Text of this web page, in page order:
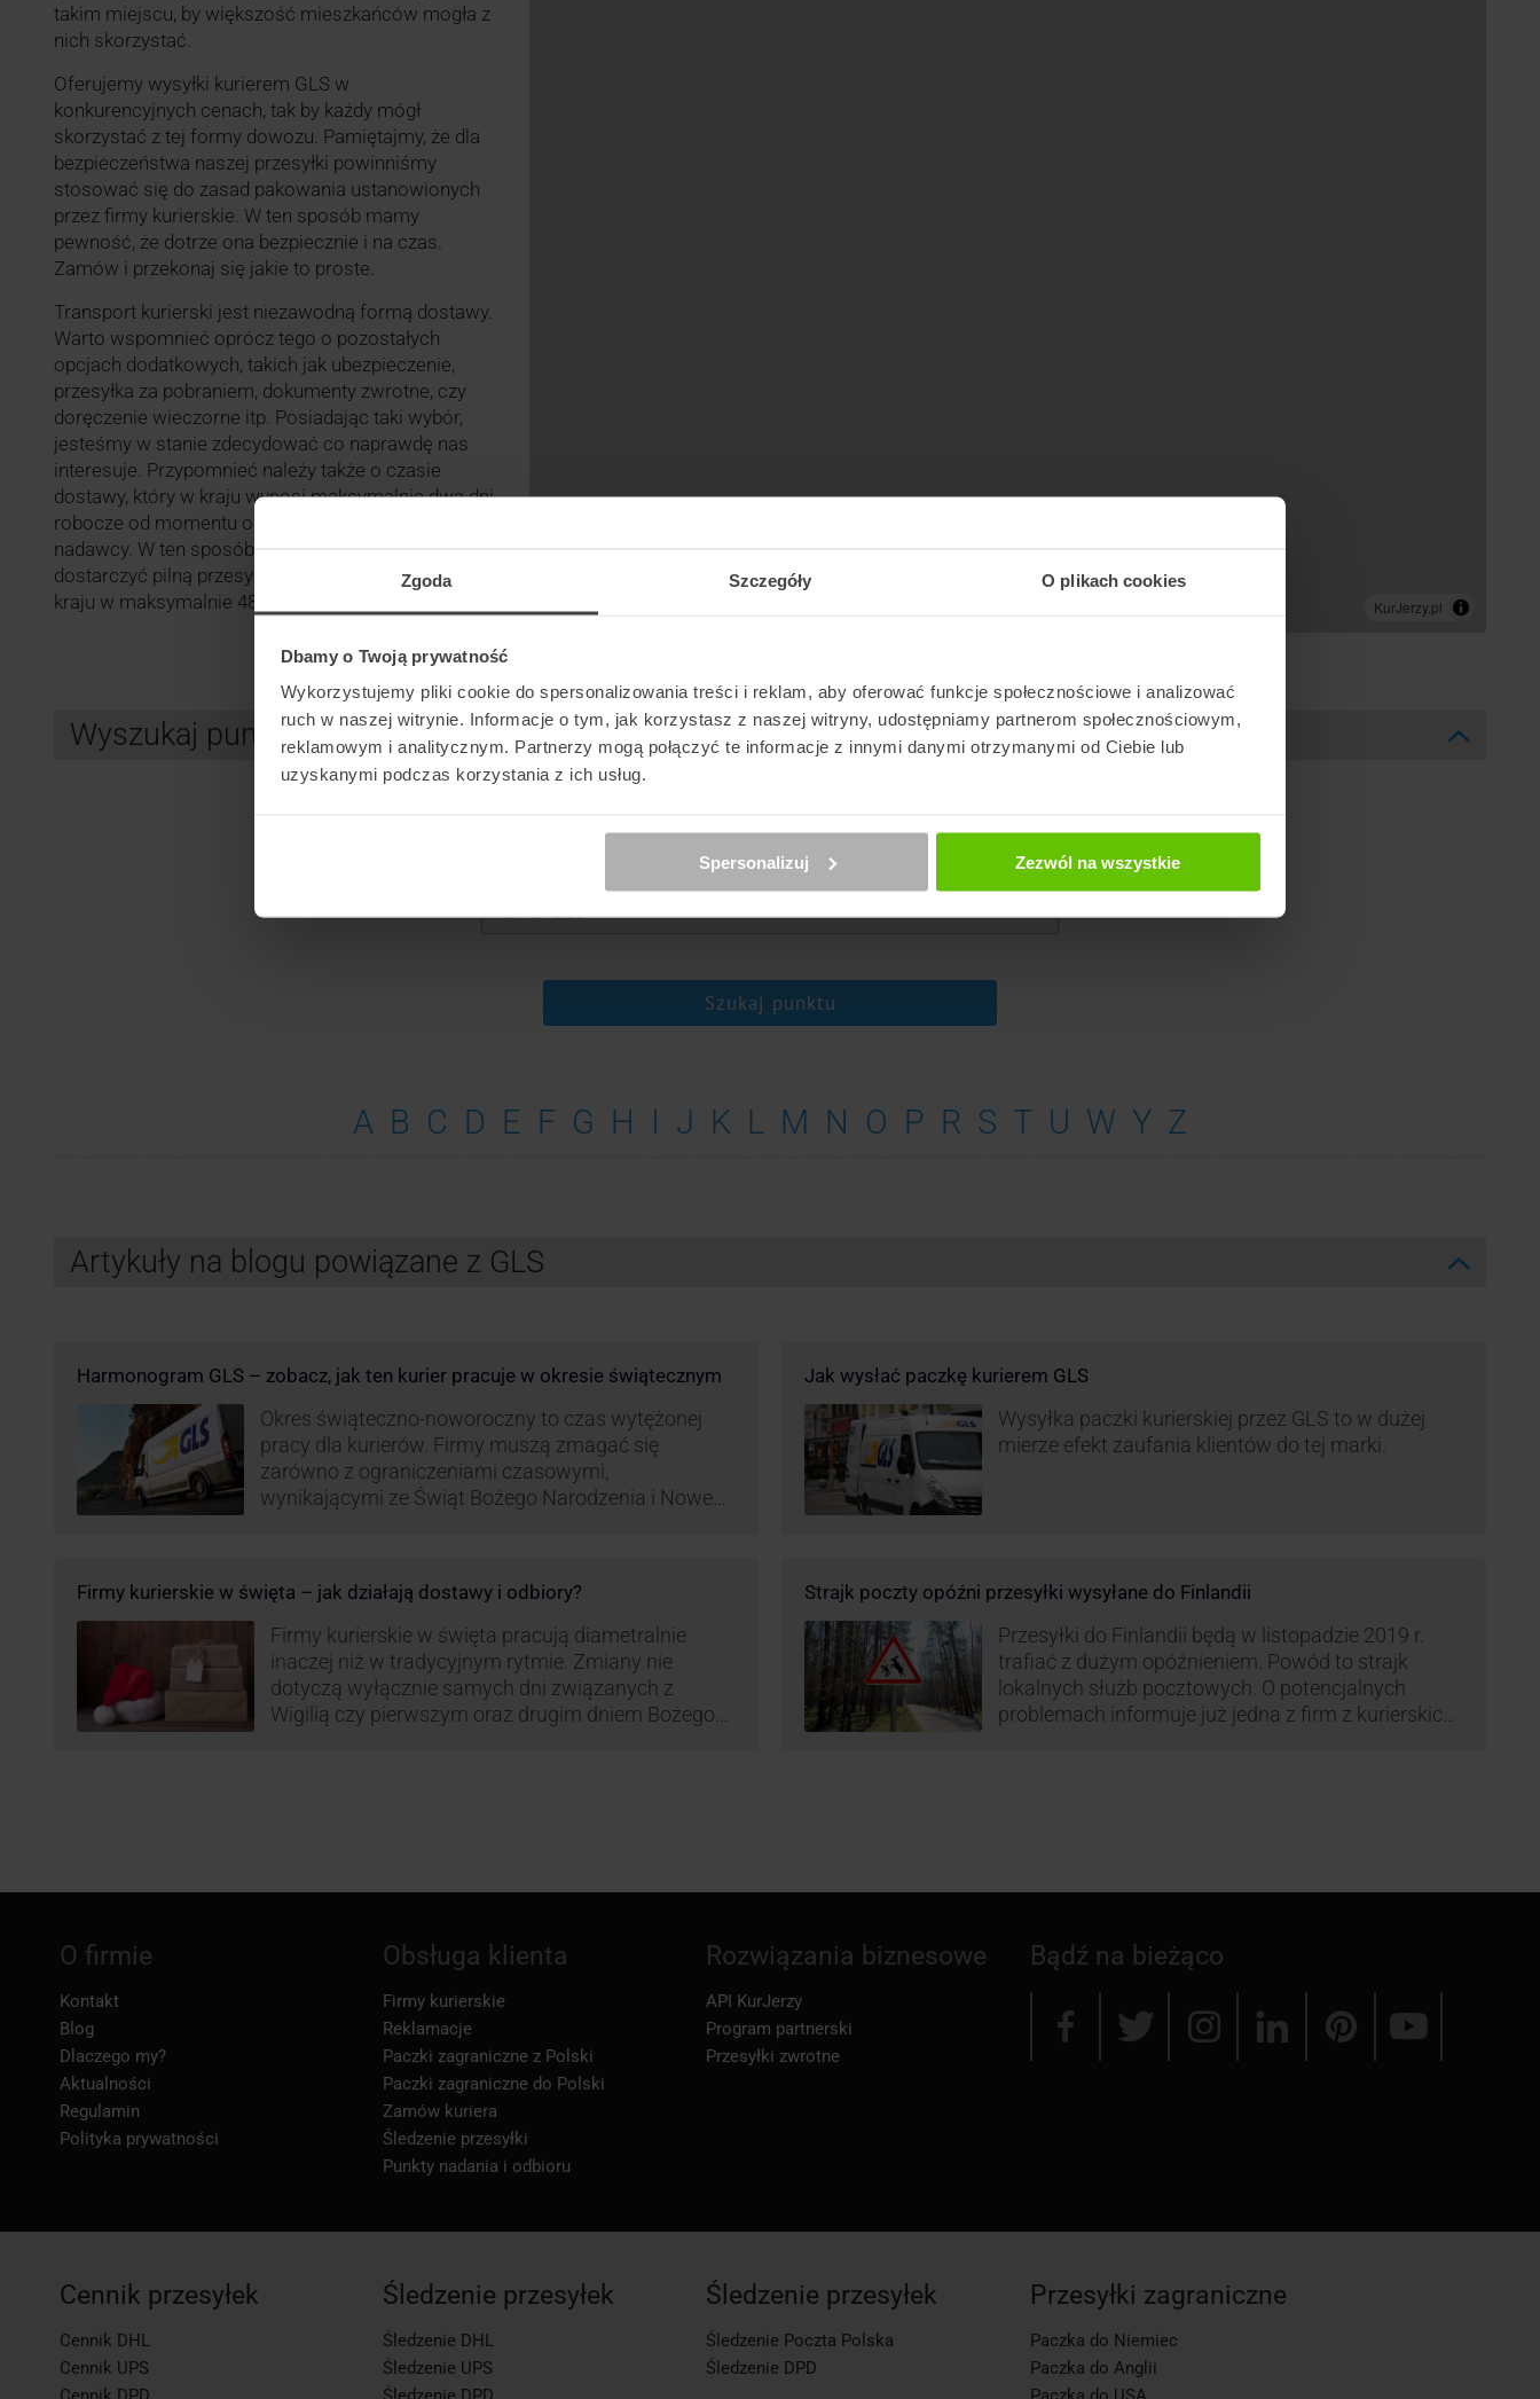
Zgoda Szczegóły O plikach cookies
Dbamy o Twoją prywatność
Wykorzystujemy pliki cookie do spersonalizowania treści i reklam, aby oferować funkcje społecznościowe i analizować
ruch w naszej witrynie. Informacje o tym, jak korzystasz z naszej witryny, udostępniamy partnerom społecznościowym,
reklamowym i analitycznym. Partnerzy mogą połączyć te informacje z innymi danymi otrzymanymi od Ciebie lub
uzyskanymi podczas korzystania z ich usług.
Spersonalizuj Zezwól na wszystkie
takim miejscu, by większość mieszkańców mogła z
nich skorzystać.
Oferujemy wysyłki kurierem GLS w
konkurencyjnych cenach, tak by każdy mógł
skorzystać z tej formy dowozu. Pamiętajmy, że dla
bezpieczeństwa naszej przesyłki powinniśmy
stosować się do zasad pakowania ustanowionych
przez firmy kurierskie. W ten sposób mamy
pewność, że dotrze ona bezpiecznie i na czas.
Zamów i przekonaj się jakie to proste.
Transport kurierski jest niezawodną formą dostawy.
Warto wspomnieć oprócz tego o pozostałych
opcjach dodatkowych, takich jak ubezpieczenie,
przesyłka za pobraniem, dokumenty zwrotne, czy
doręczenie wieczorne itp. Posiadając taki wybór,
jesteśmy w stanie zdecydować co naprawdę nas
interesuje. Przypomnieć należy także o czasie
dostawy, który w kraju wynosi maksymalnie dwa dni
robocze od momentu odebrania przesyłki od
nadawcy. W ten sposób mamy sposobność
dostarczyć pilną przesyłkę nawet na drugi koniec
kraju w maksymalnie 48 h.
Wyszukaj punkt kurierski GLS
Szukaj punktu
A B C D E F G H I J K L M N O P R S T U W Y Z
Artykuły na blogu powiązane z GLS
Harmonogram GLS – zobacz, jak ten kurier pracuje w okresie świątecznym
Okres świąteczno-noworoczny to czas wytężonej
pracy dla kurierów. Firmy muszą zmagać się
zarówno z ograniczeniami czasowymi,
wynikającymi ze Świąt Bożego Narodzenia i Nowego
GLS na czas świąteczny!
Jak wysłać paczkę kurierem GLS
Wysyłka paczki kurierskiej przez GLS to w dużej
mierze efekt zaufania klientów do tej marki.
Firmy kurierskie w święta – jak działają dostawy i odbiory?
Firmy kurierskie w święta pracują diametralnie
inaczej niż w tradycyjnym rytmie. Zmiany nie
dotyczą wyłącznie samych dni związanych z
Wigilią czy pierwszym oraz drugim dniem Bożego
Strajk poczty opóźni przesyłki wysyłane do Finlandii
Przesyłki do Finlandii będą w listopadzie 2019 r.
trafiać z dużym opóźnieniem. Powód to strajk
lokalnych służb pocztowych. O potencjalnych
problemach informuje już jedna z firm z kurierskich
Bądź na bieżąco
O firmie
Kontakt
Blog
Dlaczego my?
Aktualności
Regulamin
Polityka prywatności
Obsługa klienta
Firmy kurierskie
Reklamacje
Paczki zagraniczne z Polski
Paczki zagraniczne do Polski
Zamów kuriera
Śledzenie przesyłki
Punkty nadania i odbioru
Rozwiązania biznesowe
API KurJerzy
Program partnerski
Przesyłki zwrotne
Cennik przesyłek
Cennik DHL
Cennik UPS
Śledzenie przesyłek
Śledzenie DHL
Śledzenie UPS
Śledzenie przesyłek
Śledzenie Poczta Polska
Śledzenie DPD
Przesyłki zagraniczne
Paczka do Niemiec
Paczka do Anglii